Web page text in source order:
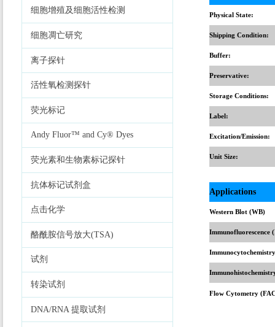
细胞增殖及细胞活性检测
细胞凋亡研究
离子探针
活性氧检测探针
荧光标记
Andy Fluor™ and Cy® Dyes
荧光素和生物素标记探针
抗体标记试剂盒
点击化学
酪酰胺信号放大(TSA)
试剂
转染试剂
DNA/RNA 提取试剂
Physical State:
Shipping Condition:
Buffer:
Preservative:
Storage Conditions:
Label:
Excitation/Emission:
Unit Size:
Applications
Western Blot (WB)
Immunofluorescence
Flow Cytometry